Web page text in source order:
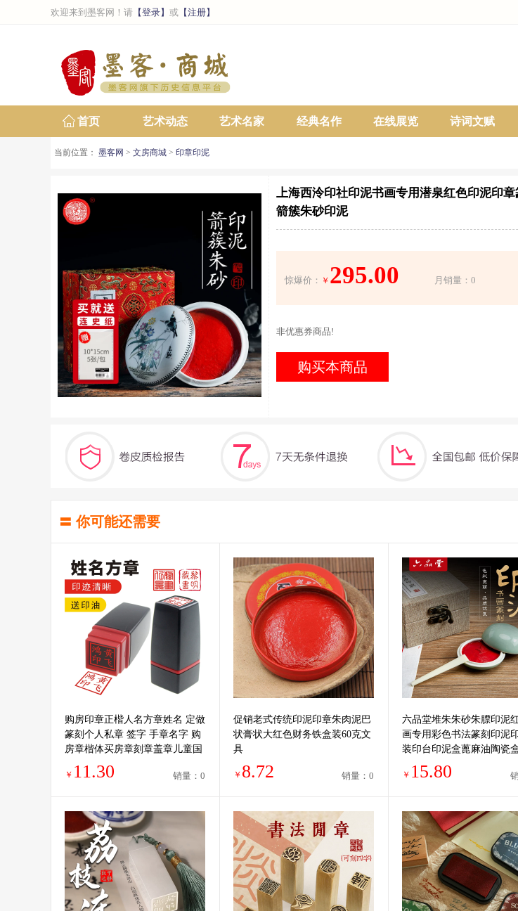
欢迎来到墨客网！请 【登录】 或 【注册】
首页 艺术动态 艺术名家 经典名作 在线展览 诗词文赋
当前位置： 墨客网 > 文房商城 > 印章印泥
上海西泠印社印泥书画专用潜泉红色印泥印
箭簇朱砂印泥
惊爆价： ￥ 295.00 月销量：0
非优惠券商品!
购买本商品
〓 你可能还需要
购房印章正楷人名方章姓名 定做
篆刻个人私章 签字 手章名字 购
房章楷体买房章刻章盖章儿童国
画书画落款刻字
￥ 11.30 销量：0
促销老式传统印泥印章朱肉泥巴
状膏状大红色财务铁盒装60克文
具
￥ 8.72 销量：0
六品堂堆朱朱砂朱膘印泥
画专用彩色书法篆刻印泥
装印台印泥盒蓖麻油陶瓷
四宝金色印泥
￥ 15.80